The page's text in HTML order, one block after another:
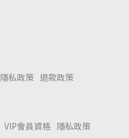
隱私政策 退款政策
VIP會員資格 隱私政策